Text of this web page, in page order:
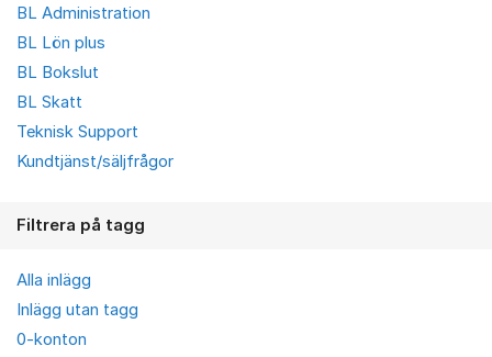
BL Administration
BL Lön plus
BL Bokslut
BL Skatt
Teknisk Support
Kundtjänst/säljfrågor
Filtrera på tagg
Alla inlägg
Inlägg utan tagg
0-konton